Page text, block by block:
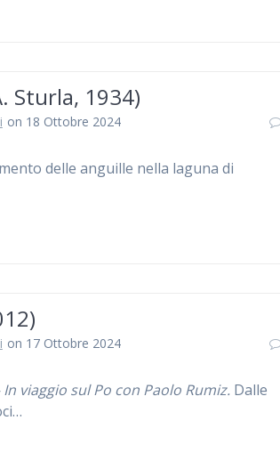
Sturla, 1934)
on 18 Ottobre 2024
delle anguille nella laguna di
on 17 Ottobre 2024
viaggio sul Po con Paolo Rumiz. Dalle